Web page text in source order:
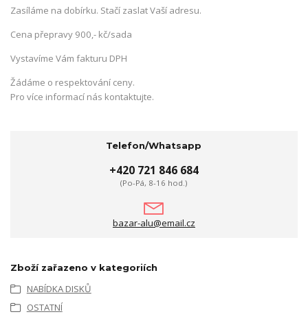
Zasíláme na dobírku. Stačí zaslat Vaší adresu.
Cena přepravy 900,- kč/sada
Vystavíme Vám fakturu DPH
Žádáme o respektování ceny.
Pro více informací nás kontaktujte.
Telefon/Whatsapp
+420 721 846 684
(Po-Pá, 8-16 hod.)
bazar-alu@email.cz
Zboží zařazeno v kategoriích
NABÍDKA DISKŮ
OSTATNÍ